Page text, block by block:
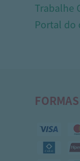
Trabalhe
Portal do